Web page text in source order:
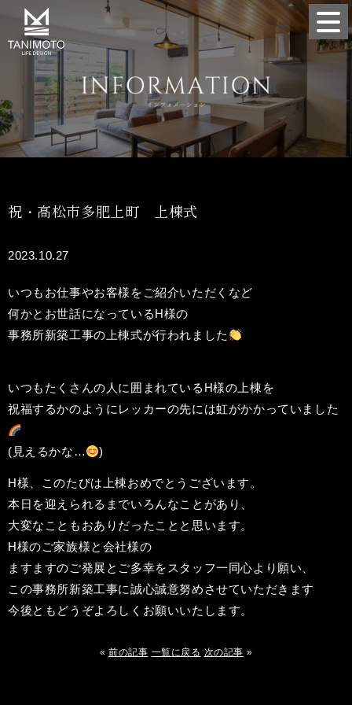
祝・高松市多肥上町 上棟式
2023.10.27
いつもお仕事やお客様をご紹介いただくなど
何かとお世話になっているH様の
事務所新築工事の上棟式が行われました
いつもたくさんの人に囲まれているH様の上棟を
祝福するかのようにレッカーの先には虹がかかっていました
(見えるかな… )
H様、このたびは上棟おめでとうございます。
本日を迎えられるまでいろんなことがあり、
大変なこともおありだったことと思います。
H様のご家族様と会社様の
ますますのご発展とご多幸をスタッフ一同心より願い、
この事務所新築工事に誠心誠意努めさせていただきます
今後ともどうぞよろしくお願いいたします。
«前の記事 一覧に戻る 次の記事 »